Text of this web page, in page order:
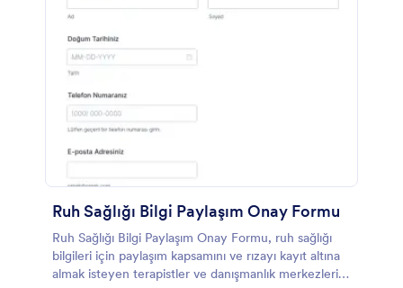
Ruh Sağlığı Bilgi Paylaşım Onay Formu
Ruh Sağlığı Bilgi Paylaşım Onay Formu, ruh sağlığı
bilgileri için paylaşım kapsamını ve rızayı kayıt altına
almak isteyen terapistler ve danışmanlık merkezleri